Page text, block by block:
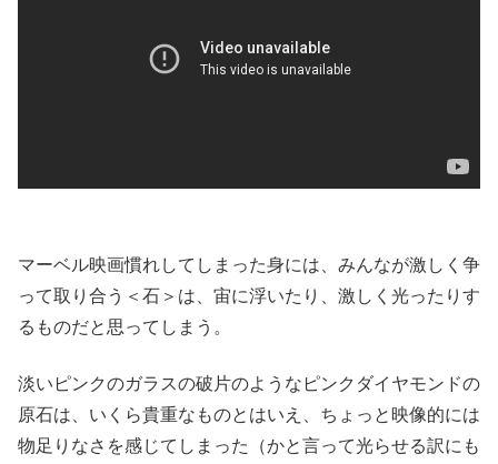
マーベル映画慣れしてしまった身には、みんなが激しく争
って取り合う＜石＞は、宙に浮いたり、激しく光ったりす
るものだと思ってしまう。
淡いピンクのガラスの破片のようなピンクダイヤモンドの
原石は、いくら貴重なものとはいえ、ちょっと映像的には
物足りなさを感じてしまった（かと言って光らせる訳にも